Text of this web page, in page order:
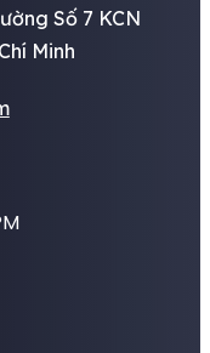
Số 7 KCN
Minh